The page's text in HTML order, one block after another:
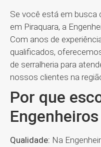
Se você está em busca
em Piraquara, a
Com anos de
qualificados,
de serralheria para
nossos clientes na
Por que
Qualidade: Na